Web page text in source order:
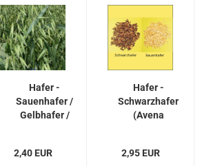
Hafer -
Sauenhafer /
Gelbhafer /
2,40 EUR
Hafer -
Schwarzhafer
(Avena
2,95 EUR